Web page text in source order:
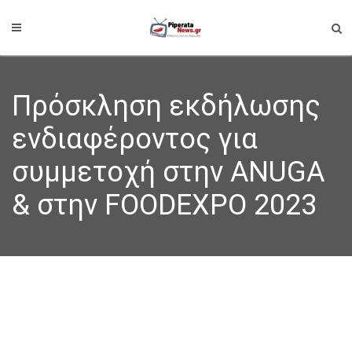
Πρόσκληση εκδήλωσης
ενδιαφέροντος για
συμμετοχή στην ANUGA
& στην FOODEXPO 2023